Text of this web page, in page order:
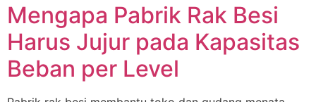
Mengapa Pabrik Rak Besi
Harus Jujur pada Kapasitas
Beban per Level